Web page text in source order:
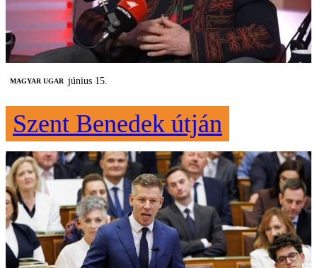
MAGYAR UGAR június 15.
Szent Benedek útján